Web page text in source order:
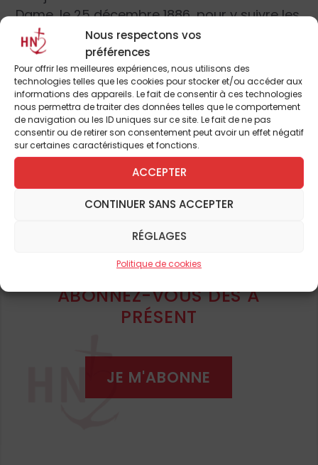
Nous respectons vos
préférences
Pour offrir les meilleures expériences, nous utilisons des
technologies telles que les cookies pour stocker et/ou accéder aux
informations des appareils. Le fait de consentir à ces technologies
nous permettra de traiter des données telles que le comportement
de navigation ou les ID uniques sur ce site. Le fait de ne pas
consentir ou de retirer son consentement peut avoir un effet négatif
sur certaines caractéristiques et fonctions.
ACCEPTER
CONTINUER SANS ACCEPTER
RÉGLAGES
Politique de cookies
Dame, le 25 décembre 1886, pour y suivre les
vêpres, c’est en quête d’émotions
esthétiques :« Je commençais alors à écrire
et il me semblait que dans les cérémonies
catholiques, considérées avec un
dilettantisme supérieur, je trouverais un
excitant approprié et la matière de quelques
exercices décadents »(3). En effet,
intellectuellement, le jeune Claudel est aux
antipodes d’une pensée religieuse : après
avoir été élevé dans une famille devenue
peu à peu indifférente, il a abandonné la foi
dans son adolescence parce qu’elle lui
[e] inconciliable avec la pluralité des
dominent en effet la pensée de son temps :
en littérature, le naturalisme triomphe avec
est en train de bouleverser l’exégèse avec
sa lecture rationaliste des Évangiles. Le jeune
Claudel est donc parfaitement en phase
Pour continuer à lire cet
article
et de nombreux autres
ABONNEZ-VOUS DÈS À
PRÉSENT
JE M'ABONNE